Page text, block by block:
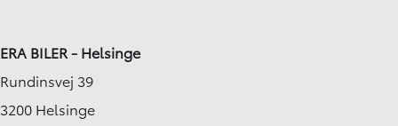
ERA BILER - Helsinge
Rundinsvej 39
3200 Helsinge